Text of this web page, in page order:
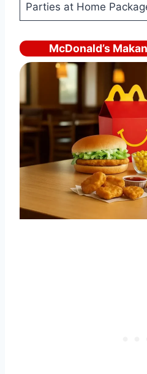
Parties at Home
McDonald’s